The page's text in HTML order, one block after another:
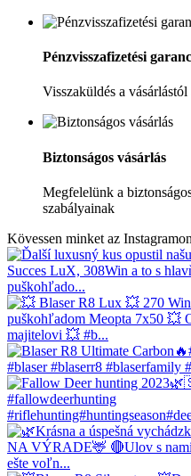
Pénzvisszafizetési
Visszaküldés a
Biztonságos vásárlás
Megfelelünk a
szabályainak
Kövessen minket az Instagramon